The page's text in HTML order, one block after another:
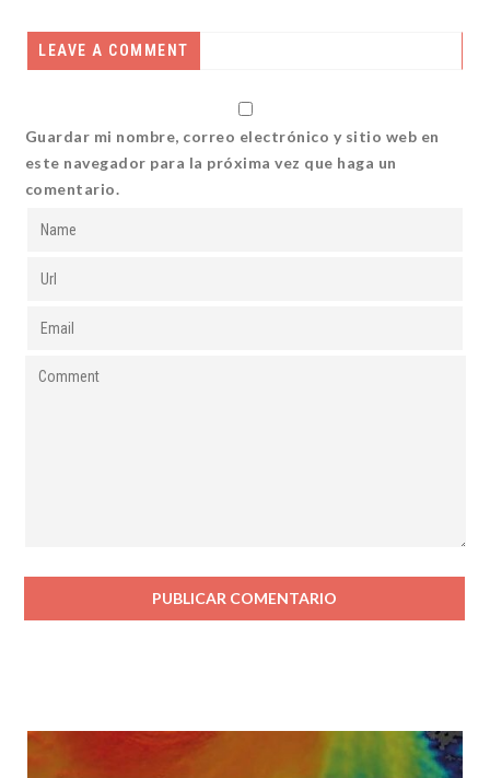
LEAVE A COMMENT
Guardar mi nombre, correo electrónico y sitio web en
este navegador para la próxima vez que haga un
comentario.